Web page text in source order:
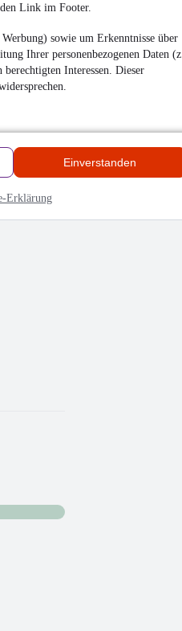
Link im Footer.
sowie um Erkenntnisse über
Ihrer personenbezogenen Daten (z.
Interessen. Dieser
Einverstanden
Erklärung
Cars
Wir
nur